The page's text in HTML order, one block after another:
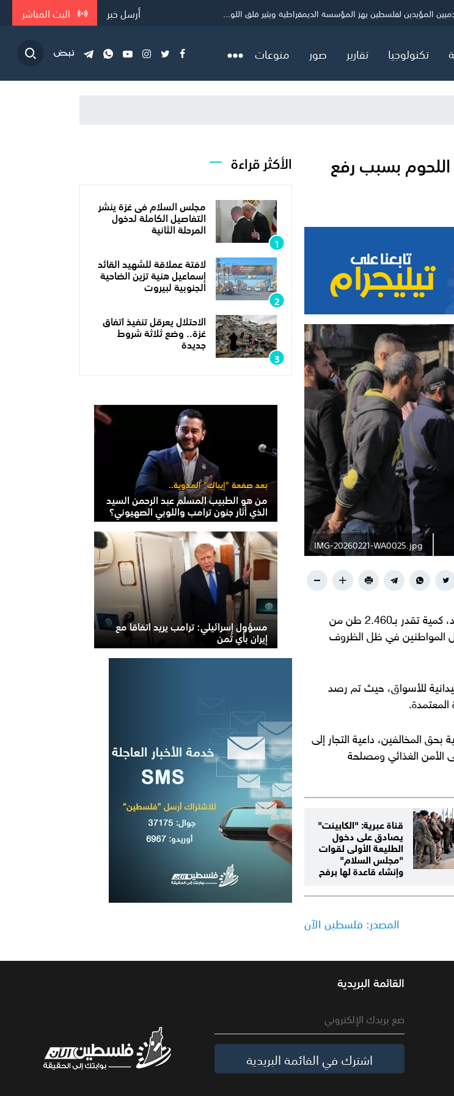
ردًا رسميًا بشأن خارطة المرحلة الثانية
خلال 24 ساعةالمؤيدين لفلسطين يهز المؤسسة الديمقراطية ويثير قلق اللو... أرسل خبر البث المباشر
تكنولوجيا تقارير صور منوعات
تضبط 2.460 طن من اللحوم بسبب رفع
IMG-20260221-WA0025.jpg
ضبطت مباحث التموين في محافظة رفح، بالتعاون مع وزارة الاقتصاد، كمية تقدر بـ2.460 طن من
المواطنين في ظل الظروف
للأسواق، حيث تم رصد
المعتمدة.
المخالفين، داعية التجار إلى
الأمن الغذائي ومصلحة
قناة عبرية: "الكابينت"
يصادق على دخول
الطليعة الأولى لقوات
"مجلس السلام"
وإنشاء قاعدة لها برفح
المصدر: فلسطين الآن
الأكثر قراءة
مجلس السلام فى غزة ينشر
التفاصيل الكاملة لدخول
المرحلة الثانية
لافتة عملاقة للشهيد القائد
إسماعيل هنية تزين الضاحية
الجنوبية لبيروت
الاحتلال يعرقل تنفيذ اتفاق
غزة.. وضع ثلاثة شروط
جديدة
بعد صفعة "إيباك" المدوية..
من هو الطبيب المسلم عبد الرحمن السيد
الذي أثار جنون ترامب واللوبي الصهيوني؟
مسؤول إسرائيلي: ترامب يريد اتفاقا مع
إيران بأي ثمن
القائمة البريدية
اشترك في القائمة البريدية